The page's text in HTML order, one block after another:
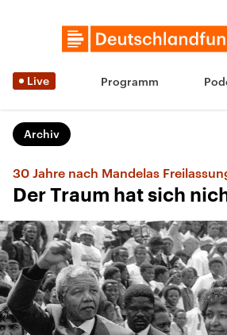
Live Programm
Archiv
30 Jahre nach Mandelas
Der Traum hat sich